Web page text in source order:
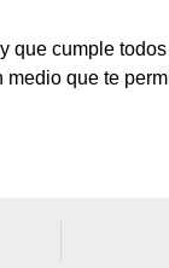
que cumple
que te